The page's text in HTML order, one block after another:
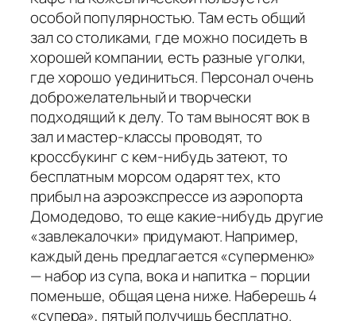
особой популярностью. Там есть общий
зал со столиками, где можно посидеть в
хорошей компании, есть разные уголки,
где хорошо уединиться. Персонал очень
доброжелательный и творчески
подходящий к делу. То там выносят вок в
зал и мастер-классы проводят, то
кроссбукинг с кем-нибудь затеют, то
бесплатным морсом одарят тех, кто
прибыл на аэроэкспрессе из аэропорта
Домодедово, то еще какие-нибудь другие
«завлекалочки» придумают. Например,
каждый день предлагается «суперменю»
— набор из супа, вока и напитка – порции
поменьше, общая цена ниже. Наберешь 4
«супера», пятый получишь бесплатно.